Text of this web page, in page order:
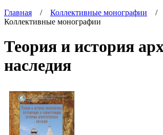
Главная / Коллективные монографии /
Коллективные монографии
Теория и история
наследия